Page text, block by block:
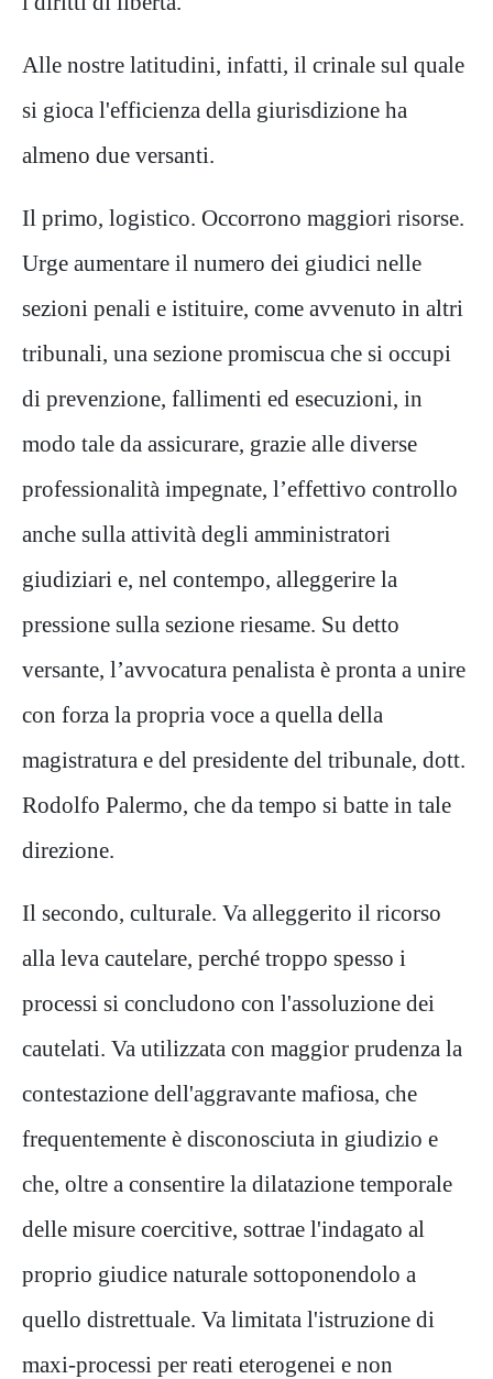
Alle nostre latitudini, infatti, il crinale sul quale
si gioca l'efficienza della giurisdizione ha
almeno due versanti.
Il primo, logistico. Occorrono maggiori risorse.
Urge aumentare il numero dei giudici nelle
sezioni penali e istituire, come avvenuto in altri
tribunali, una sezione promiscua che si occupi
di prevenzione, fallimenti ed esecuzioni, in
modo tale da assicurare, grazie alle diverse
professionalità impegnate, l’effettivo controllo
anche sulla attività degli amministratori
giudiziari e, nel contempo, alleggerire la
pressione sulla sezione riesame. Su detto
versante, l’avvocatura penalista è pronta a unire
con forza la propria voce a quella della
magistratura e del presidente del tribunale, dott.
Rodolfo Palermo, che da tempo si batte in tale
direzione.
Il secondo, culturale. Va alleggerito il ricorso
alla leva cautelare, perché troppo spesso i
processi si concludono con l'assoluzione dei
cautelati. Va utilizzata con maggior prudenza la
contestazione dell'aggravante mafiosa, che
frequentemente è disconosciuta in giudizio e
che, oltre a consentire la dilatazione temporale
delle misure coercitive, sottrae l'indagato al
proprio giudice naturale sottoponendolo a
quello distrettuale. Va limitata l'istruzione di
maxi-processi per reati eterogenei e non